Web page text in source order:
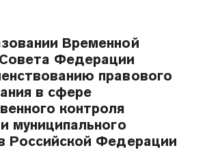
Временной
Федерации
правового
в сфере
контроля
муниципального
Российской Федерации